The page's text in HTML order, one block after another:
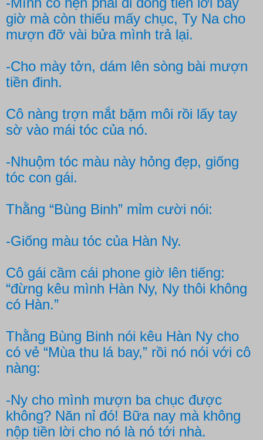
giờ mà còn thiếu mấy chục, Ty Na cho
mượn đỡ vài bửa mình trả lại.
-Cho mày tởn, dám lên sòng bài mượn
tiền đinh.
Cô nàng trợn mắt bặm môi rồi lấy tay
sờ vào mái tóc của nó.
-Nhuộm tóc màu này hỏng đẹp, giống
tóc con gái.
Thằng “Bùng Binh” mỉm cười nói:
-Giống màu tóc của Hàn Ny.
Cô gái cầm cái phone giờ lên tiếng:
“đừng kêu mình Hàn Ny, Ny thôi không
có Hàn.”
Thằng Bùng Binh nói kêu Hàn Ny cho
có vẻ “Mùa thu lá bay,” rồi nó nói với cô
nàng:
-Ny cho mình mượn ba chục được
không? Năn nỉ đó! Bữa nay mà không
nộp tiền lời cho nó là nó tới nhà.